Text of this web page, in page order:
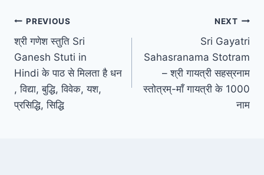
Post
navigation
PREVIOUS
श्री गणेश स्तुति Sri
Ganesh Stuti in
Hindi के पाठ से मिलता है धन
, विद्या, बुद्धि, विवेक, यश,
प्रसिद्धि, सिद्धि
NEXT
Sri Gayatri
Sahasranama Stotram
– श्री गायत्री सहस्रनाम
स्तोत्रम्-माँ गायत्री के 1000
नाम